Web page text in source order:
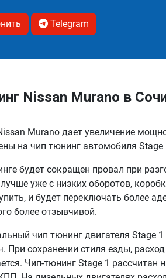
Telegram
Nissan Murano в
Murano дает увеличение
на чип тюнинг автомобиля Stage
будет сокращен провал при
уже с низких оборотов,
и будет переключать более
более отзывчивой.
чип тюнинг двигателя Stage
При сохранении стиля езды,
Чип-тюнинг Stage 1 рассчитан